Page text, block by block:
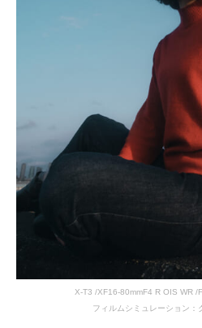
X-T3 /XF16-80mmF4 R OIS WR
フィルムシミュレーション：